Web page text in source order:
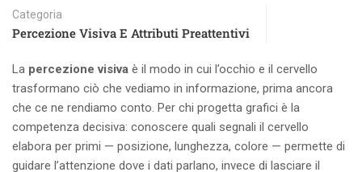
Categoria
Percezione Visiva E Attributi Preattentivi
La percezione visiva è il modo in cui l’occhio e il cervello
trasformano ciò che vediamo in informazione, prima ancora
che ce ne rendiamo conto. Per chi progetta grafici è la
competenza decisiva: conoscere quali segnali il cervello
elabora per primi — posizione, lunghezza, colore — permette di
guidare l’attenzione dove i dati parlano, invece di lasciare il